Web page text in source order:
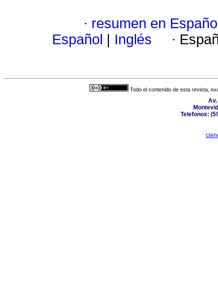
· resumen en
Español
Inglés ·
Todo el contenido de esta revista,
Telefonos: